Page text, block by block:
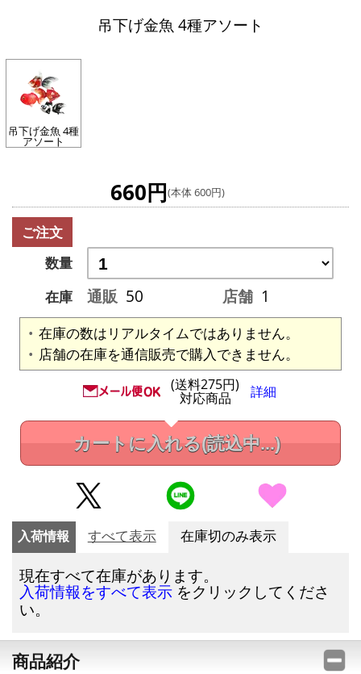
吊下げ金魚 4種アソート
吊下げ金魚 4種
アソート
660円(本体 600円)
ご注文
数量
在庫
通販 50 店舗 1
在庫の数はリアルタイムではありません。
店舗の在庫を通信販売で購入できません。
(送料275円)
対応商品 詳細
カートに入れる(読込中...)
入荷情報 すべて表示 在庫切のみ表示
現在すべて在庫があります。
入荷情報をすべて表示 をクリックしてくださ
い。
商品紹介